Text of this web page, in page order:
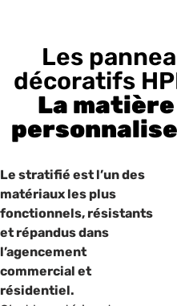
Les
décoratifs
La
Le stratifié est l’un des
matériaux les plus
fonctionnels, résistants
et répandus dans
l’agencement
commercial et
résidentiel.